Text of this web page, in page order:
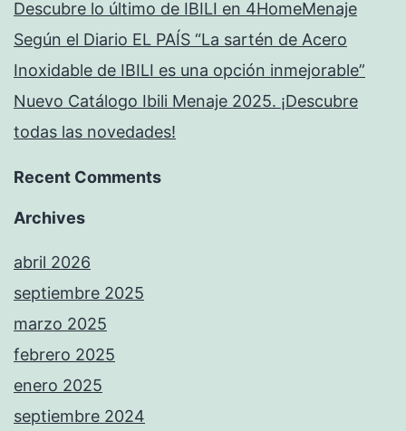
Descubre lo último de IBILI en 4HomeMenaje
Según el Diario EL PAÍS “La sartén de Acero
Inoxidable de IBILI es una opción inmejorable”
Nuevo Catálogo Ibili Menaje 2025. ¡Descubre
todas las novedades!
Recent Comments
Archives
abril 2026
septiembre 2025
marzo 2025
febrero 2025
enero 2025
septiembre 2024